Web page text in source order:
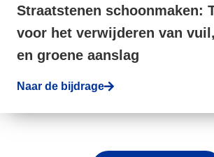
Straatstenen schoonmaken:
voor het verwijderen van
en groene aanslag
Naar de bijdrage